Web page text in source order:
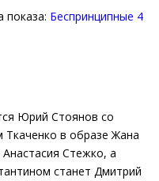
показа: Беспринципные 4
Юрий Стоянов со
в образе Жана
Анастасия Стежко, а
станет Дмитрий